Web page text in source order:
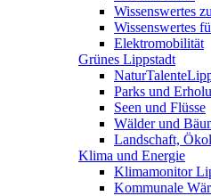
Wissenswertes
Wissenswertes
Elektromobilität
Grünes Lippstadt
Parks und
Seen und Flüsse
Wälder und
Landschaft,
Klima und Energie
Klimamonitor
Kommunale